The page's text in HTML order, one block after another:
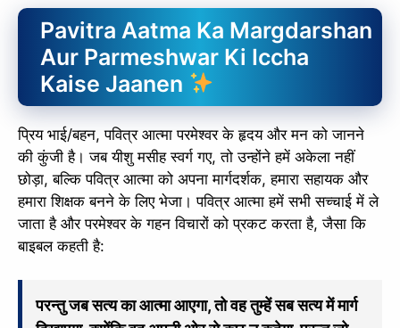
Pavitra Aatma Ka Margdarshan
Aur Parmeshwar Ki Iccha
Kaise Jaanen
प्रिय भाई/बहन, पवित्र आत्मा परमेश्वर के हृदय और मन को जानने
की कुंजी है। जब यीशु मसीह स्वर्ग गए, तो उन्होंने हमें अकेला नहीं
छोड़ा, बल्कि पवित्र आत्मा को अपना मार्गदर्शक, हमारा सहायक और
हमारा शिक्षक बनने के लिए भेजा। पवित्र आत्मा हमें सभी सच्चाई में ले
जाता है और परमेश्वर के गहन विचारों को प्रकट करता है, जैसा कि
बाइबल कहती है:
परन्तु जब सत्य का आत्मा आएगा, तो वह तुम्हें सब सत्य में मार्ग